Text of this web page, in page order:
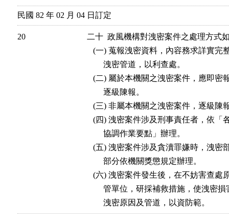
民國 82 年 02 月 04 日訂定
20
二十  政風機構對洩密案件之處理方式
(一) 蒐報洩密資料，內容務求詳實
        洩密管道，以利查處。
(二) 屬於本機關之洩密案件，應即
        逐級陳報。
(三) 非屬本機關之洩密案件，逐級陳
(四) 洩密案件涉及刑事責任者，依
        協調作業要點」辦理。
(五) 洩密案件涉及貪瀆罪嫌時，洩
        部分依機關獎懲規定辦理。
(六) 洩密案件發生後，在不妨害查
管單位，研採補救措施，使洩密
        洩密原因及管道，以資防範。